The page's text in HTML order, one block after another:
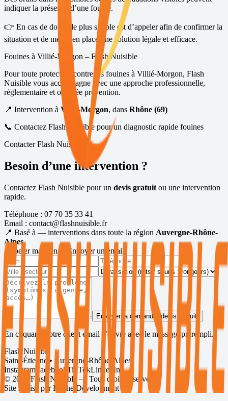
indiquer la présence d’une fouine.
👉 En cas de doute, le plus simple est d’appeler afin de confirmer la
situation et de mettre en place une solution légale et efficace.
Fouines à Villié-Morgon – Flash Nuisible
Pour toute protection contre les fouines à Villié-Morgon, Flash
Nuisible vous accompagne avec une approche professionnelle,
réglementaire et orientée prévention.
📍 Intervention à Villié-Morgon, dans Rhône (69)
📞 Contactez Flash Nuisible pour un diagnostic rapide fouines
Contacter Flash Nuisible
Besoin d’une intervention ?
Contactez Flash Nuisible pour un devis gratuit ou une intervention
rapide.
Téléphone : 07 70 35 33 41
Email : contact@flashnuisible.fr
📍 Basé à — interventions dans toute la région Auvergne-Rhône-
Alpes.
Appeler maintenant
Envoyer un email
Envoyer la demande (devis gratuit)
En cliquant, votre client email s’ouvre avec le message prérempli.
Flash Nuisible
Saint-Étienne • Auvergne-Rhône-Alpes
Instagram Facebook TikTokLinkedIn
© 2026
Flash Nuisible — Tous droits réservés.
Site réalisé par Roche Development